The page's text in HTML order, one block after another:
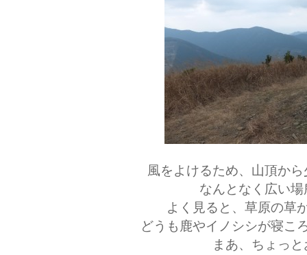
風をよけるため、山頂か
なんとなく広い
よく見ると、草原の草
どうも鹿やイノシシが寝こ
まあ、ちょっ